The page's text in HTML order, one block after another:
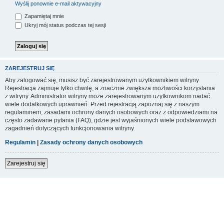
Wyślij ponownie e-mail aktywacyjny
Zapamiętaj mnie
Ukryj mój status podczas tej sesji
ZAREJESTRUJ SIĘ
Aby zalogować się, musisz być zarejestrowanym użytkownikiem witryny.
Rejestracja zajmuje tylko chwilę, a znacznie zwiększa możliwości korzystania
z witryny. Administrator witryny może zarejestrowanym użytkownikom nadać
wiele dodatkowych uprawnień. Przed rejestracją zapoznaj się z naszym
regulaminem, zasadami ochrony danych osobowych oraz z odpowiedziami na
często zadawane pytania (FAQ), gdzie jest wyjaśnionych wiele podstawowych
zagadnień dotyczących funkcjonowania witryny.
Regulamin | Zasady ochrony danych osobowych
Zarejestruj się